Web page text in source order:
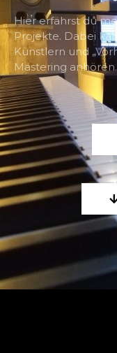
Hier erfährst du
Projekte. Dabei
Künstlern und
Mastering anhören.